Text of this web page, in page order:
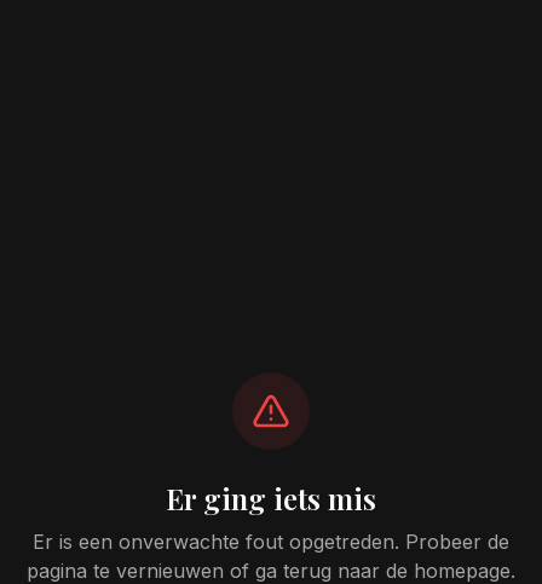
Er ging iets mis
Er is een onverwachte fout opgetreden. Probeer de
pagina te vernieuwen of ga terug naar de homepage.